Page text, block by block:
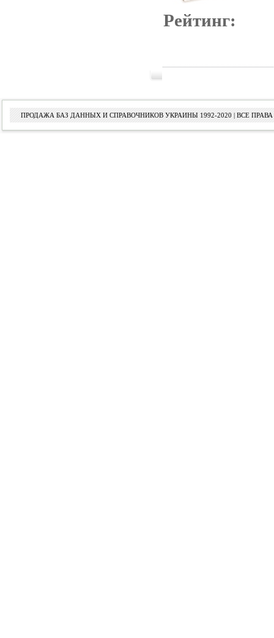
Рейтинг:
ПРОДАЖА БАЗ ДАННЫХ И СПРАВОЧНИКОВ УКРАИНЫ 1992-2020 | ВСЕ